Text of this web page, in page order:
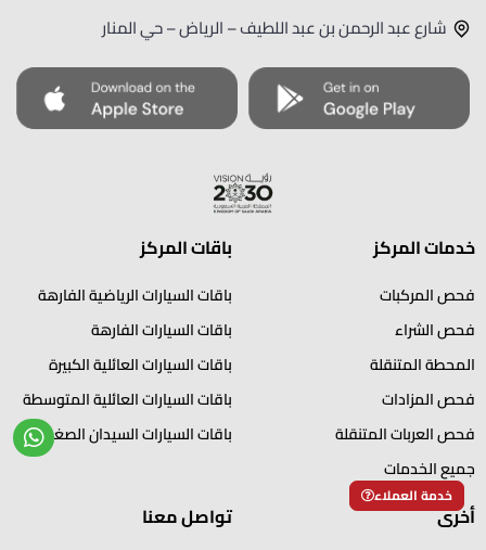
خدمة العملاء
شارع عبد الرحمن بن عبد اللطيف – الرياض – حي المنار
خدمات المركز
فحص المركبات
فحص الشراء
المحطة المتنقلة
فحص المزادات
فحص العربات المتنقلة
جميع الخدمات
باقات المركز
باقات السيارات الرياضية الفارهة
باقات السيارات الفارهة
باقات السيارات العائلية الكبيرة
باقات السيارات العائلية المتوسطة
باقات السيارات السيدان الصغيرة
أخرى تواصل معنا